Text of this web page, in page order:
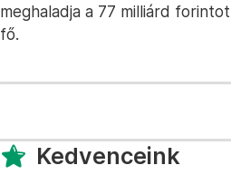
meghaladja a 77 milliárd
fő.
Kedvenceink